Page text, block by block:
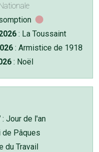
: La Toussaint
: Armistice de 1918
: Noël
: Jour de l'an
de Pâques
du Travail